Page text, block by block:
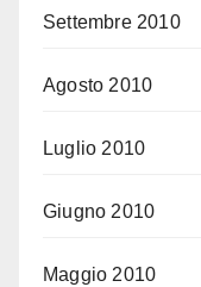
Settembre 2010
Agosto 2010
Luglio 2010
Giugno 2010
Maggio 2010